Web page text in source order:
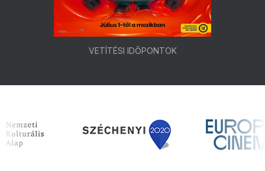
VETÍTÉSI IDŐPONTOK